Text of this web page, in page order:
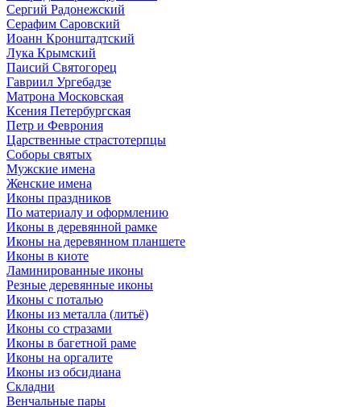
Сергий Радонежский
Серафим Саровский
Иоанн Кронштадтский
Лука Крымский
Паисий Святогорец
Гавриил Ургебадзе
Матрона Московская
Ксения Петербургская
Петр и Феврония
Царственные страстотерпцы
Соборы святых
Мужские имена
Женские имена
Иконы праздников
По материалу и оформлению
Иконы в деревянной рамке
Иконы на деревянном планшете
Иконы в киоте
Ламинированные иконы
Резные деревянные иконы
Иконы с поталью
Иконы из металла (литьё)
Иконы со стразами
Иконы в багетной раме
Иконы на оргалите
Иконы из обсидиана
Складни
Венчальные пары